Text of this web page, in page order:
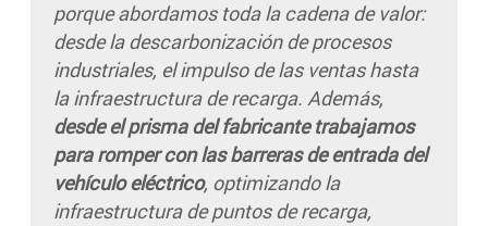
porque abordamos toda la cadena de valor:
desde la descarbonización de procesos
industriales, el impulso de las ventas hasta
la infraestructura de recarga. Además,
desde el prisma del fabricante trabajamos
para romper con las barreras de entrada del
vehículo eléctrico, optimizando la
infraestructura de puntos de recarga,